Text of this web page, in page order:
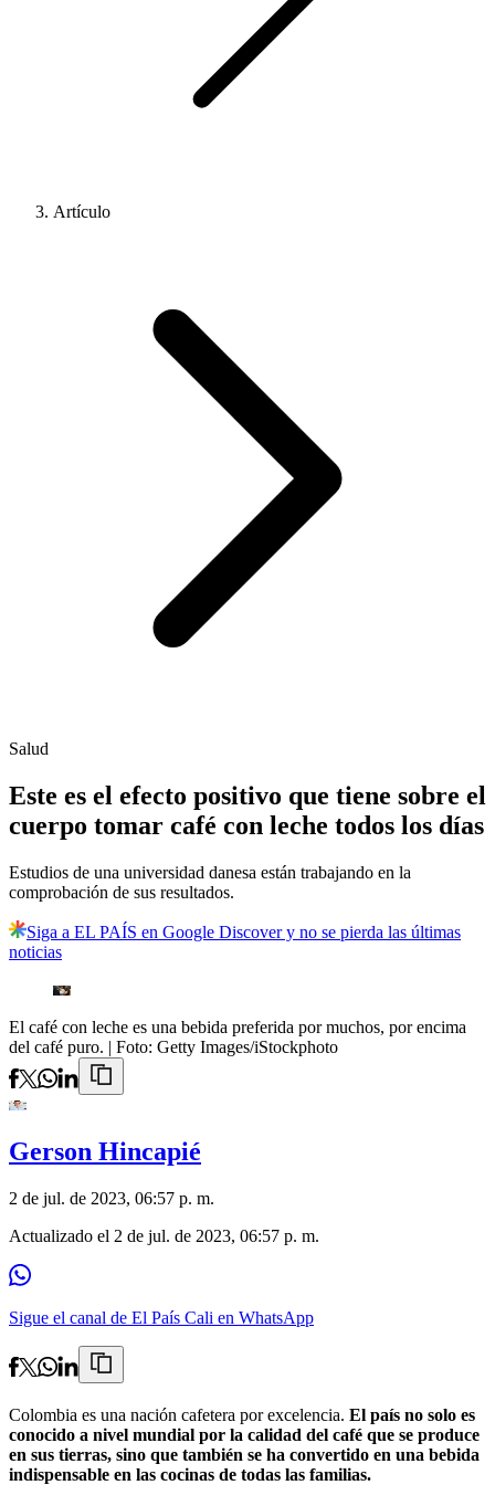
Artículo
Salud
Este es el efecto positivo que tiene sobre el
cuerpo tomar café con leche todos los días
Estudios de una universidad danesa están trabajando en la
comprobación de sus resultados.
Siga a EL PAÍS en Google Discover y no se pierda las últimas
noticias
El café con leche es una bebida preferida por muchos, por encima
del café puro. | Foto: Getty Images/iStockphoto
Gerson Hincapié
2 de jul. de 2023, 06:57 p. m.
Actualizado el 2 de jul. de 2023, 06:57 p. m.
Sigue el canal de El País Cali en WhatsApp
Colombia es una nación cafetera por excelencia. El país no solo es
conocido a nivel mundial por la calidad del café que se produce
en sus tierras, sino que también se ha convertido en una bebida
indispensable en las cocinas de todas las familias.